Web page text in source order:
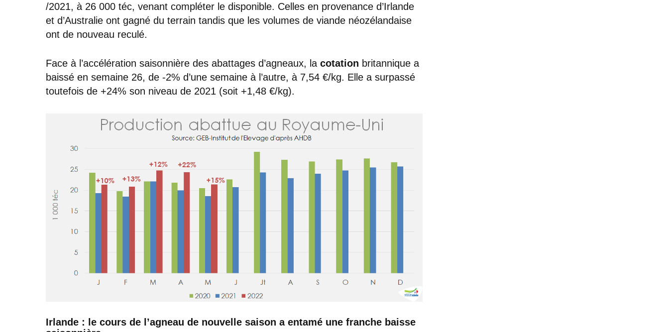
/2021, à 26 000 téc, venant compléter le disponible. Celles en provenance d’Irlande
et d’Australie ont gagné du terrain tandis que les volumes de viande néozélandaise
ont de nouveau reculé.
Face à l’accélération saisonnière des abattages d’agneaux, la cotation britannique a
baissé en semaine 26, de -2% d’une semaine à l’autre, à 7,54 €/kg. Elle a surpassé
toutefois de +24% son niveau de 2021 (soit +1,48 €/kg).
Irlande : le cours de l’agneau de nouvelle saison a entamé une franche baisse